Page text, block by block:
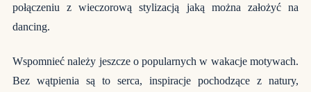
połączeniu z wieczorową stylizacją jaką można założyć na
dancing.
Wspomnieć należy jeszcze o popularnych w wakacje motywach.
Bez wątpienia są to serca, inspiracje pochodzące z natury,